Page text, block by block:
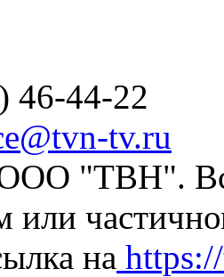
46-44-22
tv.ru
"ТВН".
на